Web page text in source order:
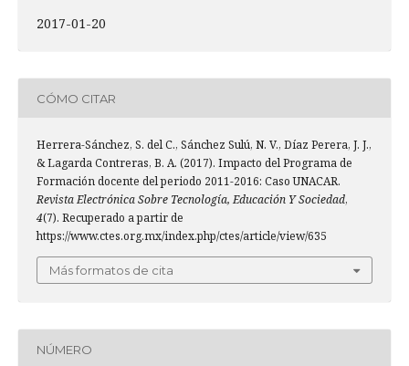
2017-01-20
CÓMO CITAR
Herrera-Sánchez, S. del C., Sánchez Sulú, N. V., Díaz Perera, J. J.,
& Lagarda Contreras, B. A. (2017). Impacto del Programa de
Formación docente del periodo 2011-2016: Caso UNACAR.
Revista Electrónica Sobre Tecnología, Educación Y Sociedad,
4(7). Recuperado a partir de
https://www.ctes.org.mx/index.php/ctes/article/view/635
Más formatos de cita
NÚMERO